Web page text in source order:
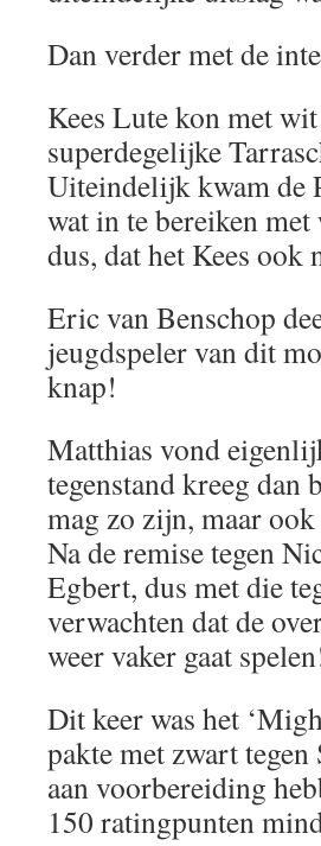
Dan verder met de
Kees Lute kon met
superdegelijke
Uiteindelijk kwam de
wat in te bereiken
dus, dat het Kees
Eric van Benschop
jeugdspeler van dit
knap!
Matthias vond
tegenstand kreeg
mag zo zijn, maar
Na de remise tegen
Egbert, dus met die
verwachten dat de
weer vaker gaat
Dit keer was het
pakte met zwart
aan voorbereiding
150 ratingpunten